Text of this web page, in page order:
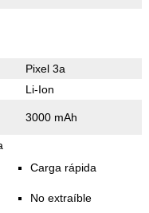
Pixel 3a
Li-Ion
3000 mAh
Carga rápida
No extraíble